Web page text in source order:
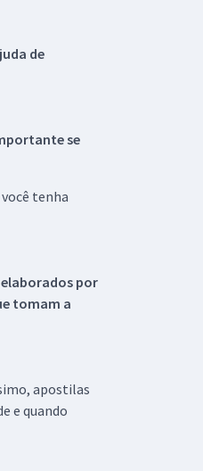
de
se
tenha
por
tomam a
apostilas
e quando